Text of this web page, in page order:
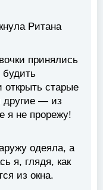
Ритана
принялись
будить
старые
другие — из
я не прорежу!
одеяла, а
я, глядя, как
из окна.